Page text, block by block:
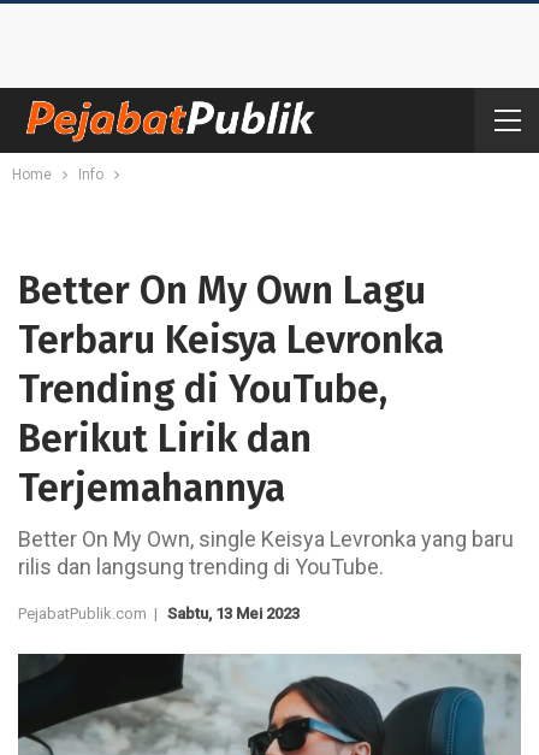
Home Info
Better On My Own Lagu
Terbaru Keisya Levronka
Trending di YouTube,
Berikut Lirik dan
Terjemahannya
Better On My Own, single Keisya Levronka yang baru
rilis dan langsung trending di YouTube.
PejabatPublik.com | Sabtu, 13 Mei 2023